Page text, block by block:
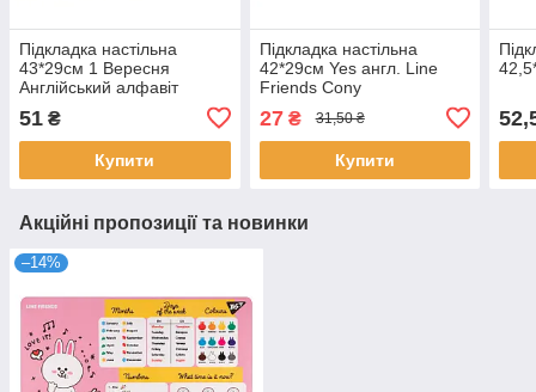
Підкладка настільна
43*29см 1 Вересня
Англійський алфавіт
51 ₴
Купити
Підкладка настільна
42*29см Yes англ. Line
Friends Cony
27₴ 31,50 ₴
Купити
Акційні пропозиції та новинки
–14%